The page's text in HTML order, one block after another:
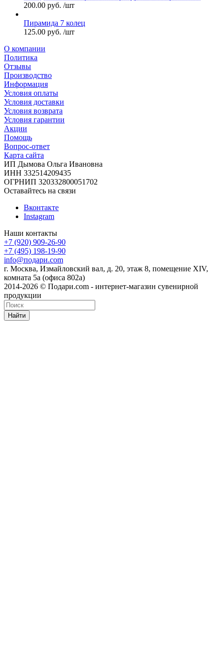
200.00 руб. /шт
Пирамида 7 колец
125.00 руб. /шт
О компании
Политика
Отзывы
Производство
Информация
Условия оплаты
Условия доставки
Условия возврата
Условия гарантии
Акции
Помощь
Вопрос-ответ
Карта сайта
ИП Дымова Ольга Ивановна
ИНН 332514209435
ОГРНИП 320332800051702
Оставайтесь на связи
Вконтакте
Instagram
Наши контакты
+7 (920) 909-26-90
+7 (495) 198-19-90
info@подари.com
г. Москва, Измайловский вал, д. 20, этаж 8, помещение XIV,
комната 5а (офиса 802а)
2014-2026 © Подари.com - интернет-магазин сувенирной
продукции
Найти